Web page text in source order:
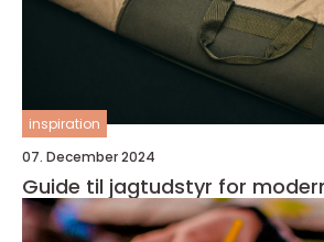
inspiration
07. December 2024
Guide til jagtudstyr for